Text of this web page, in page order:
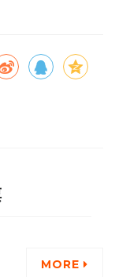
MORE